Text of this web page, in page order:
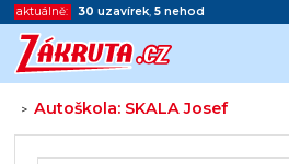
aktuálně: 30 uzavírek, 5 nehod
>Autoškola: SKALA Josef
Začátek reklamy
Konec reklamy